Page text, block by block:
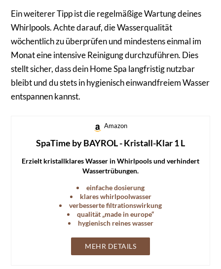
Ein weiterer Tipp ist die regelmäßige Wartung deines
Whirlpools. Achte darauf, die Wasserqualität
wöchentlich zu überprüfen und mindestens einmal im
Monat eine intensive Reinigung durchzuführen. Dies
stellt sicher, dass dein Home Spa langfristig nutzbar
bleibt und du stets in hygienisch einwandfreiem Wasser
entspannen kannst.
Amazon
SpaTime by BAYROL - Kristall-Klar 1 L
Erzielt kristallklares Wasser in Whirlpools und verhindert
Wassertrübungen.
einfache dosierung
klares whirlpoolwasser
verbesserte filtrationswirkung
qualität „made in europe“
hygienisch reines wasser
MEHR DETAILS